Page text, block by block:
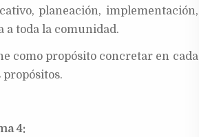
planeación, implementación,
a toda la comunidad.
como propósito concretar en cada
propósitos.
4: